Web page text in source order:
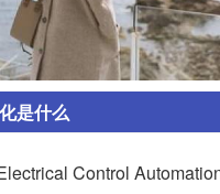
是什么
Control